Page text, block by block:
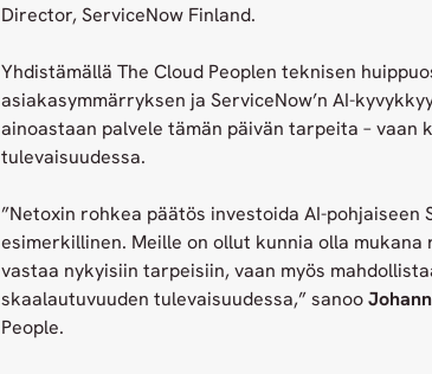
Director, ServiceNow Finland.
Yhdistämällä The Cloud Peoplen teknisen
asiakasymmärryksen ja ServiceNow’n AI-
ainoastaan palvele tämän päivän tarpeita – vaan
tulevaisuudessa.
”Netoxin rohkea päätös investoida AI-pohjaiseen
esimerkillinen. Meille on ollut kunnia olla
vastaa nykyisiin tarpeisiin, vaan myös
skaalautuvuuden tulevaisuudessa,” sanoo
People.